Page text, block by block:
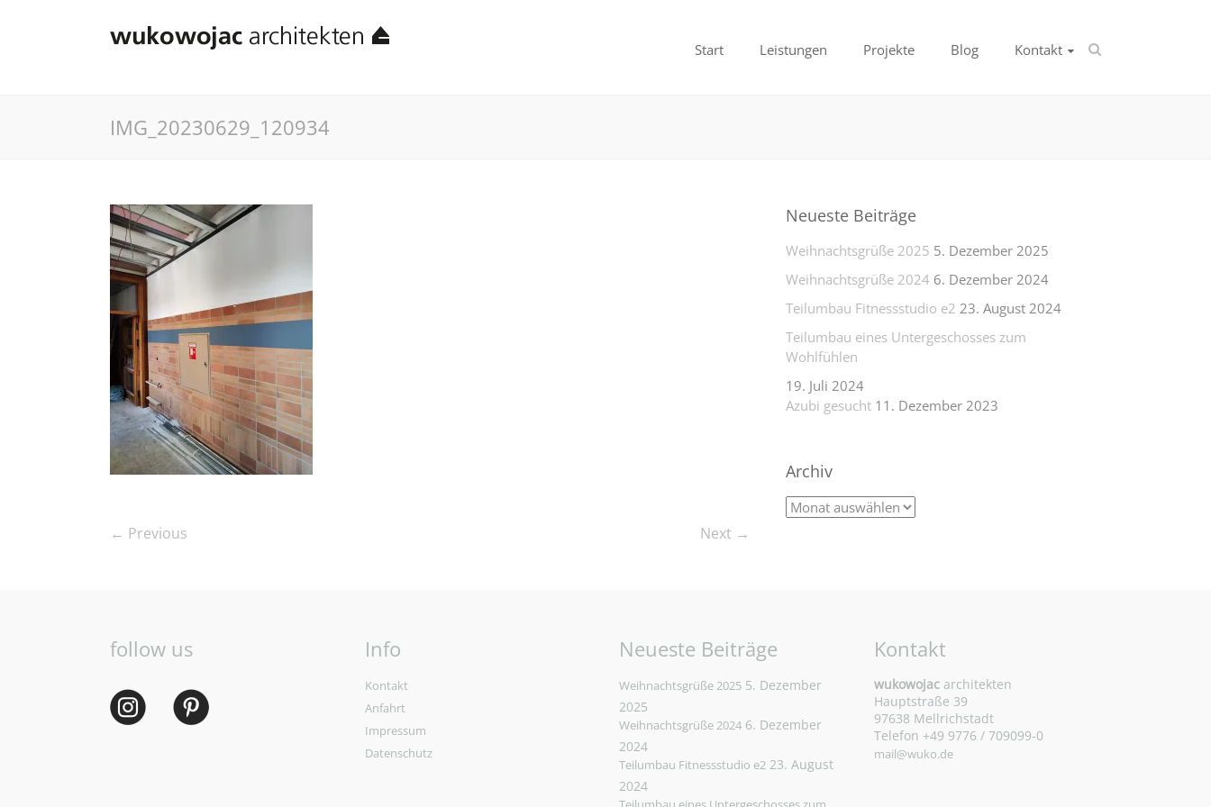
Start Leistungen Projekte Blog Kontakt
IMG_20230629_120934
← Previous Next →
Neueste Beiträge
Weihnachtsgrüße 2025 5. Dezember 2025
Weihnachtsgrüße 2024 6. Dezember 2024
Teilumbau Fitnessstudio e2 23. August 2024
Teilumbau eines Untergeschosses zum
Wohlfühlen
19. Juli 2024
Azubi gesucht 11. Dezember 2023
Archiv
follow us Info
Kontakt
Anfahrt
Impressum
Datenschutz
Neueste Beiträge
Weihnachtsgrüße 2025 5. Dezember
2025
Weihnachtsgrüße 2024 6. Dezember
2024
Teilumbau Fitnessstudio e2 23. August
2024
Kontakt
wukowojacarchitekten
Hauptstraße 39
97638 Mellrichstadt
Telefon +49 9776 / 709099-0
mail@wuko.de